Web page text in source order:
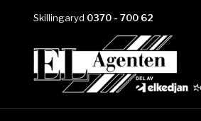
Skillingaryd 0370 - 700 62